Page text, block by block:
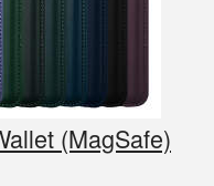
(MagSafe)